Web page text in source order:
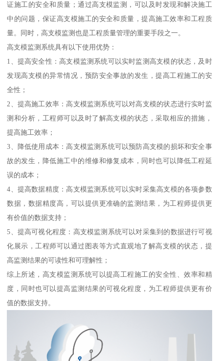
证施工的安全和质量；通过高支模监测，可以及时发现和解决施工
中的问题，保证高支模施工的安全和质量，提高施工效率和工程质
量。同时，高支模监测也是工程质量管理的重要手段之一。
高支模监测系统具有以下使用优势：
1、提高安全性：高支模监测系统可以实时监测高支模的状态，及时
发现高支模的异常情况，预防安全事故的发生，提高工程施工的安
全性；
2、提高施工效率：高支模监测系统可以对高支模的状态进行实时监
测和分析，工程师可以及时了解高支模的状态，采取相应的措施，
提高施工效率；
3、降低使用成本：高支模监测系统可以预防高支模的损坏和安全事
故的发生，降低施工中的维修和修复成本，同时也可以降低工程延
误的成本；
4、提高数据精度：高支模监测系统可以实时采集高支模的各项参数
数据，数据精度高，可以提供更准确的监测结果，为工程师提供更
有价值的数据支持；
5、提高可视化程度：高支模监测系统可以对采集到的数据进行可视
化展示，工程师可以通过图表等方式直观地了解高支模的状态，提
高监测结果的可读性和可理解性；
综上所述，高支模监测系统可以提高工程施工的安全性、效率和精
度，同时也可以提高监测结果的可视化程度，为工程师提供更有价
值的数据支持。